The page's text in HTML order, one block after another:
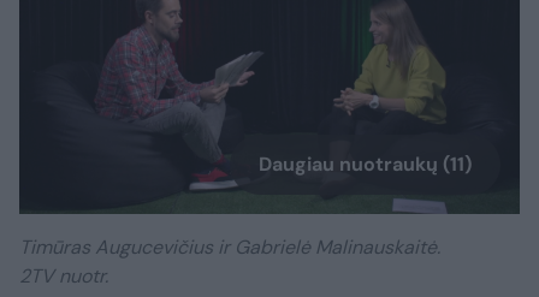
Daugiau nuotraukų (11)
Timūras Augucevičius ir Gabrielė Malinauskaitė.
2TV nuotr.